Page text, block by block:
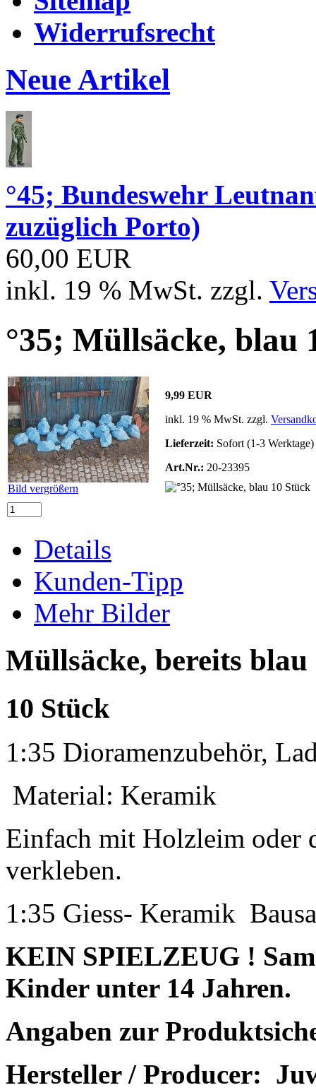
Widerrufsrecht
Neue Artikel
°45; Bundeswehr
zuzüglich Porto)
60,00 EUR
inkl. 19 % MwSt. zzgl.
°35; Müllsäcke, blau
Bild vergrößern
9,99 EUR
inkl. 19 % MwSt. zzgl.
Lieferzeit: Sofort (1-3 Werktage)
Art.Nr.: 20-23395
Details
Kunden-Tipp
Mehr Bilder
Müllsäcke, bereits
10 Stück
1:35 Dioramenzubehör,
Material: Keramik
Einfach mit Holzleim oder
verkleben.
1:35 Giess- Keramik
KEIN SPIELZEUG !
Kinder unter 14 Jahren.
Angaben zur
Hersteller / Producer: